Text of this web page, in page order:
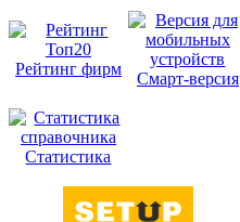
Рейтинг фирм
Смарт-версия
Статистика